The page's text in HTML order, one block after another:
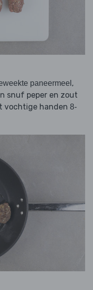
paneermeel ,
snuf peper en zout
vochtige handen 8-